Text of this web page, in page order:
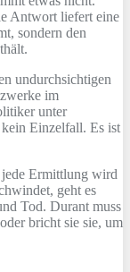
Antwort liefert eine
sondern den
undurchsichtigen
im
unter
Einzelfall. Es ist
Ermittlung wird
geht es
Tod. Durant muss
bricht sie sie, um